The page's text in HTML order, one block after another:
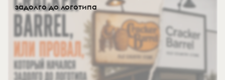
задолго до логотипа